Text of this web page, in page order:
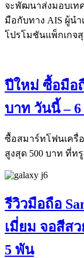
จะพัฒนาส่งมอบเท
มือกับทาง AIS ผู้น
โปรโมชันแพ็กเกจ
ปีใหม่ ซื้อมือ
บาท วันนี้ – 6
ซื้อสมาร์ทโฟนเครื่
สูงสุด 500 บาท ที่ท
รีวิวมือถือ
เมี่ยม จอสีส
5 พัน